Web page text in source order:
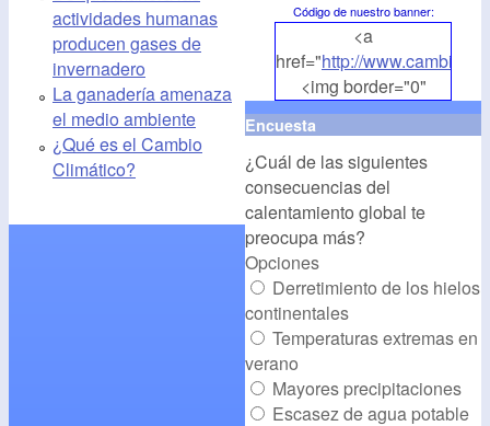
actividades humanas
producen gases de
invernadero
La ganadería amenaza
el medio ambiente
¿Qué es el Cambio
Climático?
Código de nuestro banner:
<a
href="http://
<img border="0"
align="middle"
src="http://
alt="CambioClimatico.org"
/></a>
Encuesta
¿Cuál de las siguientes
consecuencias del
calentamiento global te
preocupa más?
Opciones
Derretimiento de los hielos
continentales
Temperaturas extremas en
verano
Mayores precipitaciones
Escasez de agua potable